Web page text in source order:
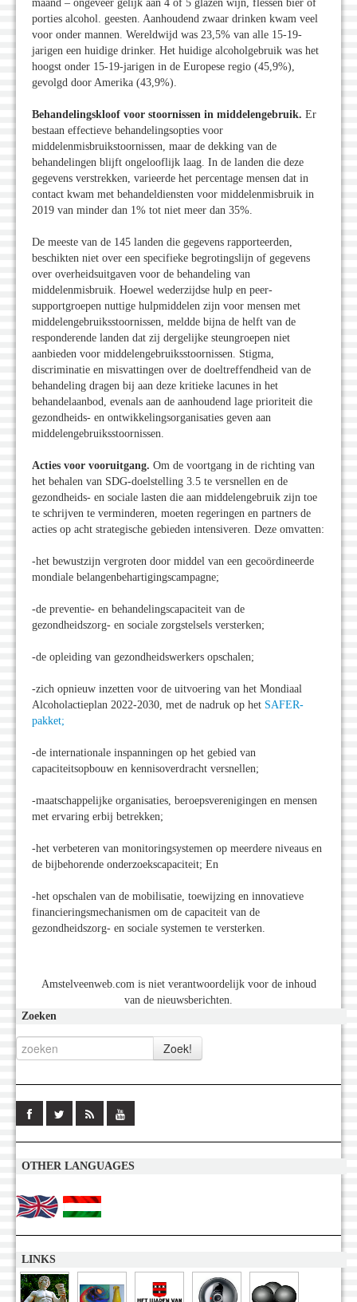
maand – ongeveer gelijk aan 4 of 5 glazen wijn, flessen bier of
porties alcohol. geesten. Aanhoudend zwaar drinken kwam veel
voor onder mannen. Wereldwijd was 23,5% van alle 15-19-
jarigen een huidige drinker. Het huidige alcoholgebruik was het
hoogst onder 15-19-jarigen in de Europese regio (45,9%),
gevolgd door Amerika (43,9%).
Behandelingskloof voor stoornissen in middelengebruik. Er
bestaan effectieve behandelingsopties voor
middelenmisbruikstoornissen, maar de dekking van de
behandelingen blijft ongelooflijk laag. In de landen die deze
gegevens verstrekken, varieerde het percentage mensen dat in
contact kwam met behandeldiensten voor middelenmisbruik in
2019 van minder dan 1% tot niet meer dan 35%.
De meeste van de 145 landen die gegevens rapporteerden,
beschikten niet over een specifieke begrotingslijn of gegevens
over overheidsuitgaven voor de behandeling van
middelenmisbruik. Hoewel wederzijdse hulp en peer-
supportgroepen nuttige hulpmiddelen zijn voor mensen met
middelengebruiksstoornissen, meldde bijna de helft van de
responderende landen dat zij dergelijke steungroepen niet
aanbieden voor middelengebruiksstoornissen. Stigma,
discriminatie en misvattingen over de doeltreffendheid van de
behandeling dragen bij aan deze kritieke lacunes in het
behandelaanbod, evenals aan de aanhoudend lage prioriteit die
gezondheids- en ontwikkelingsorganisaties geven aan
middelengebruiksstoornissen.
Acties voor vooruitgang. Om de voortgang in de richting van
het behalen van SDG-doelstelling 3.5 te versnellen en de
gezondheids- en sociale lasten die aan middelengebruik zijn toe
te schrijven te verminderen, moeten regeringen en partners de
acties op acht strategische gebieden intensiveren. Deze omvatten:
-het bewustzijn vergroten door middel van een gecoördineerde
mondiale belangenbehartigingscampagne;
-de preventie- en behandelingscapaciteit van de
gezondheidszorg- en sociale zorgstelsels versterken;
-de opleiding van gezondheidswerkers opschalen;
-zich opnieuw inzetten voor de uitvoering van het Mondiaal
Alcoholactieplan 2022-2030, met de nadruk op het SAFER-
pakket;
-de internationale inspanningen op het gebied van
capaciteitsopbouw en kennisoverdracht versnellen;
-maatschappelijke organisaties, beroepsverenigingen en mensen
met ervaring erbij betrekken;
-het verbeteren van monitoringsystemen op meerdere niveaus en
de bijbehorende onderzoekscapaciteit; En
-het opschalen van de mobilisatie, toewijzing en innovatieve
financieringsmechanismen om de capaciteit van de
gezondheidszorg- en sociale systemen te versterken.
Amstelveenweb.com is niet verantwoordelijk voor de inhoud
van de nieuwsberichten.
Zoeken
OTHER LANGUAGES
LINKS